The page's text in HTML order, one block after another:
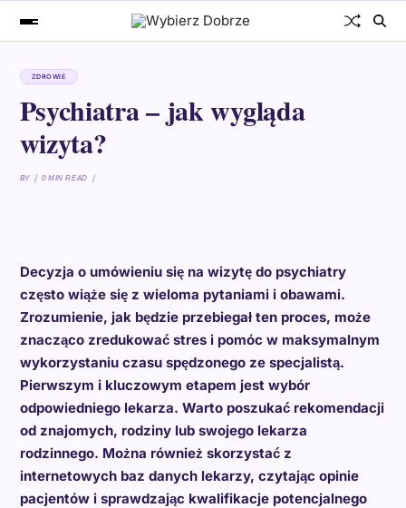
ZDROWIE
Psychiatra – jak wygląda
wizyta?
BY 0 MIN READ
Decyzja o umówieniu się na wizytę do psychiatry
często wiąże się z wieloma pytaniami i obawami.
Zrozumienie, jak będzie przebiegał ten proces, może
znacząco zredukować stres i pomóc w maksymalnym
wykorzystaniu czasu spędzonego ze specjalistą.
Pierwszym i kluczowym etapem jest wybór
odpowiedniego lekarza. Warto poszukać rekomendacji
od znajomych, rodziny lub swojego lekarza
rodzinnego. Można również skorzystać z
internetowych baz danych lekarzy, czytając opinie
pacjentów i sprawdzając kwalifikacje potencjalnego